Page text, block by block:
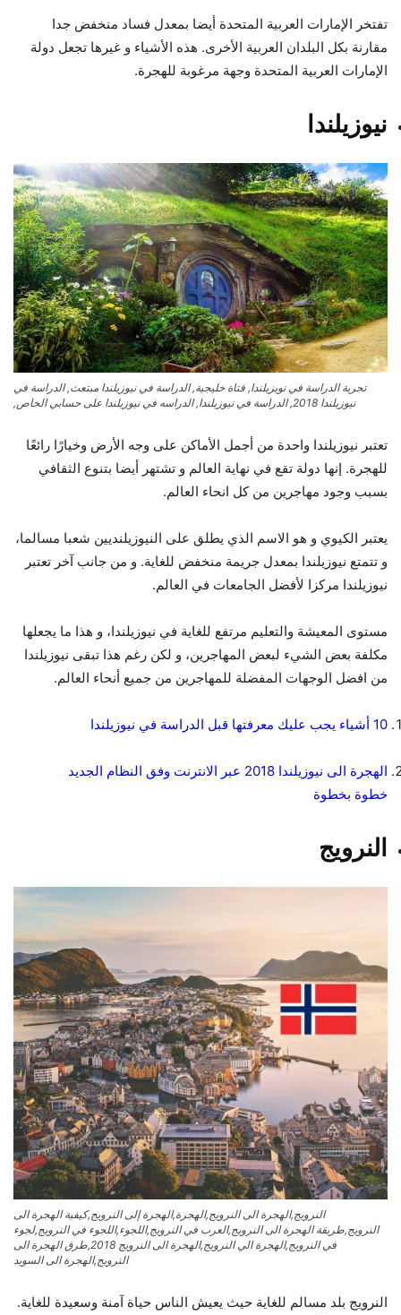
تفتخر الإمارات العربية المتحدة أيضا بمعدل فساد منخفض جدا
مقارنة بكل البلدان العربية الأخرى. هذه الأشياء و غيرها تجعل دولة
الإمارات العربية المتحدة وجهة مرغوبة للهجرة.
نيوزيلندا
تجربة الدراسة في نويزيلندا, فتاة خليجية, الدراسة في نيوزيلندا مبتعث, الدراسة في
نيوزيلندا 2018, الدراسة في نيوزيلندا, الدراسه في نيوزيلندا على حسابي الخاص,
تعتبر نيوزيلندا واحدة من أجمل الأماكن على وجه الأرض وخيارًا رائعًا
للهجرة. إنها دولة تقع في نهاية العالم و تشتهر أيضا بتنوع الثقافي
بسبب وجود مهاجرين من كل انحاء العالم.
يعتبر الكيوي و هو الاسم الذي يطلق على النيوزيلنديين شعبا مسالما،
و تتمتع نيوزيلندا بمعدل جريمة منخفض للغاية. و من جانب آخر تعتبر
نيوزيلندا مركزا لأفضل الجامعات في العالم.
مستوى المعيشة والتعليم مرتفع للغاية في نيوزيلندا، و هذا ما يجعلها
مكلفة بعض الشيء لبعض المهاجرين، و لكن رغم هذا تبقى نيوزيلندا
من افضل الوجهات المفضلة للمهاجرين من جميع أنحاء العالم.
10 أشياء يجب عليك معرفتها قبل الدراسة في نيوزيلندا
الهجرة الى نيوزيلندا 2018 عبر الانترنت وفق النظام الجديد
خطوة بخطوة
النرويج
النرويج,الهجرة الى النرويج,الهجرة,الهجرة إلى النرويج,كيفية الهجرة الى
النرويج,طريقة الهجرة الى النرويج,العرب في النرويج,اللجوء,اللجوء في النرويج,لجوء
في النرويج,الهجرة الي النرويج,الهجرة الى النرويج 2018,طرق الهجرة الى
النرويج,الهجرة الى السويد
النرويج بلد مسالم للغاية حيث يعيش الناس حياة آمنة وسعيدة للغاية.